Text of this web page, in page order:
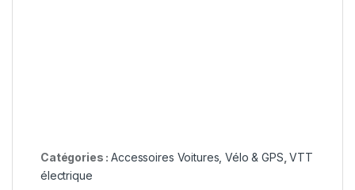
Catégories :Accessoires Voitures, Vélo & GPS ,VTT
électrique